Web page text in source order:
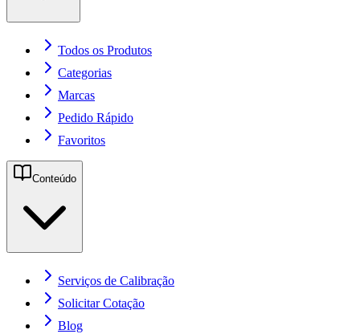
Todos os Produtos
Categorias
Marcas
Pedido Rápido
Favoritos
Conteúdo
Serviços de Calibração
Solicitar Cotação
Blog